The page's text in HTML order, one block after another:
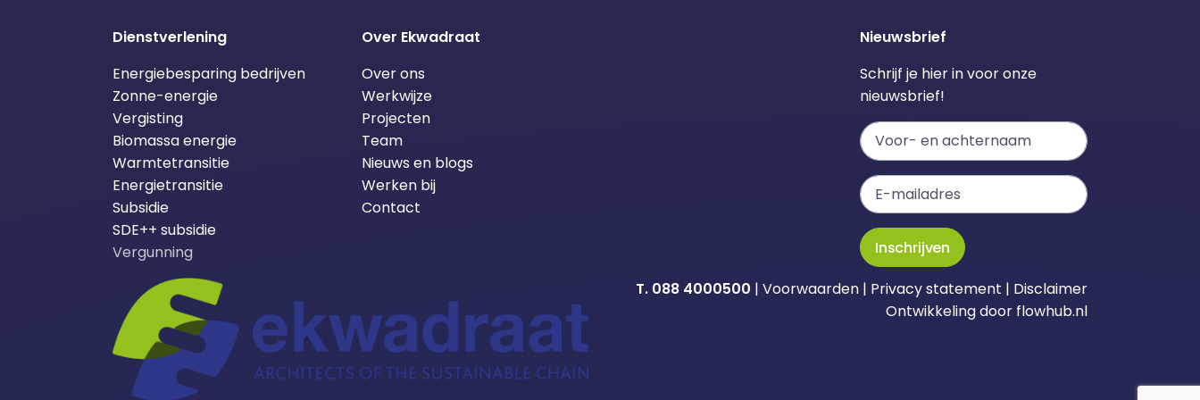
Dienstverlening
Energiebesparing bedrijven
Zonne-energie
Vergisting
Biomassa energie
Warmtetransitie
Energietransitie
Subsidie
SDE++ subsidie
Vergunning
Over Ekwadraat
Over ons
Werkwijze
Projecten
Team
Nieuws en blogs
Werken bij
Contact
Nieuwsbrief
Schrijf je hier in voor onze
nieuwsbrief!
Inschrijven
T. 088 4000500 | Voorwaarden | Privacy statement | Disclaimer
Ontwikkeling door flowhub.nl